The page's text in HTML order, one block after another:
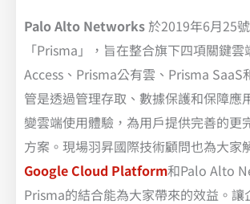
Palo Alto Networks 於2019年6月25
「Prisma」，旨在整合旗下四項關鍵
Access、Prisma公有雲、Prisma SaaS
管是透過管理存取、數據保護和保障應
變雲端使用體驗，為用戶提供完善的更
方案。現場羽昇國際技術顧問也為大家
Google Cloud Platform和Palo Alto
Prisma的結合能為大家帶來的效益。讓